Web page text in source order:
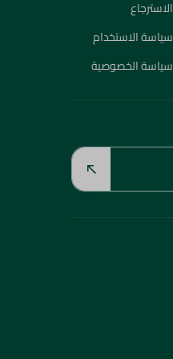
الاسترجاع
سياسة الاستخدام
سياسة الخصوصية